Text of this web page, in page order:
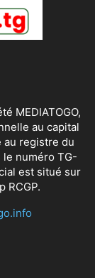
MEDIATOGO,
au capital
au registre du
numéro TG-
est situé sur
RCGP.